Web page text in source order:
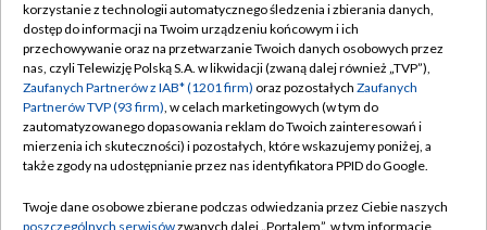
TVP
Abonament TVP
Emisja w TVP
Centrum informacji TVP
Naziemna Telewizja Cyfrowa
Rada Programowa
Regulamin TVP
Polityka prywatności
Moje zgody
Pomoc
korzystanie z technologii automatycznego śledzenia i zbierania danych,
dostęp do informacji na Twoim urządzeniu końcowym i ich
przechowywanie oraz na przetwarzanie Twoich danych osobowych przez
nas, czyli Telewizję Polską S.A. w likwidacji (zwaną dalej również „TVP”),
Zaufanych Partnerów z IAB* (1201 firm) oraz pozostałych Zaufanych
Partnerów TVP (93 firm), w celach marketingowych (w tym do
zautomatyzowanego dopasowania reklam do Twoich zainteresowań i
mierzenia ich skuteczności) i pozostałych, które wskazujemy poniżej, a
także zgody na udostępnianie przez nas identyfikatora PPID do Google.
Twoje dane osobowe zbierane podczas odwiedzania przez Ciebie naszych
poszczególnych serwisówzwanych dalej „Portalem”, w tym informacje